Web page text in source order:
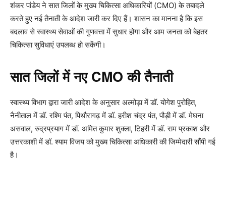
शंकर पांडेय ने सात जिलों के मुख्य चिकित्सा अधिकारियों (CMO) के तबादले
करते हुए नई तैनाती के आदेश जारी कर दिए हैं। शासन का मानना है कि इस
बदलाव से स्वास्थ्य सेवाओं की गुणवत्ता में सुधार होगा और आम जनता को बेहतर
चिकित्सा सुविधाएं उपलब्ध हो सकेंगी।
सात जिलों में नए CMO की तैनाती
स्वास्थ्य विभाग द्वारा जारी आदेश के अनुसार अल्मोड़ा में डॉ. योगेश पुरोहित,
नैनीताल में डॉ. रश्मि पंत, पिथौरागढ़ में डॉ. हरीश चंद्र पंत, पौड़ी में डॉ. मेघना
असवाल, रुद्रप्रयाग में डॉ. अमित कुमार शुक्ला, टिहरी में डॉ. राम प्रकाश और
उत्तरकाशी में डॉ. श्याम विजय को मुख्य चिकित्सा अधिकारी की जिम्मेदारी सौंपी गई
है।